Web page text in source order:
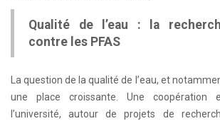
Qualité de l’eau : la
contre les PFAS
La question de la qualité de l’eau, et
une place croissante. Une coopération
l’université, autour de projets de